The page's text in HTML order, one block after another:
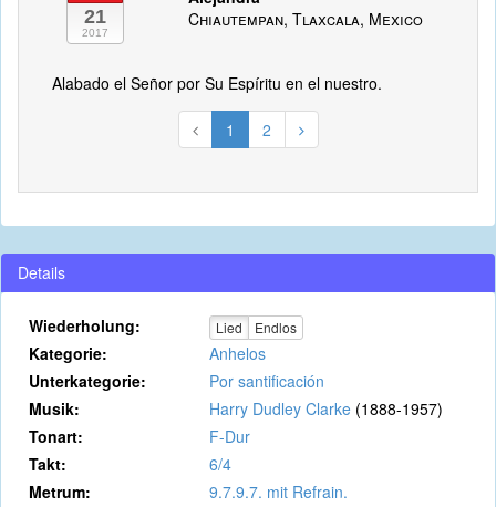
21
2017
Chiautempan, Tlaxcala, Mexico
Alabado el Señor por Su Espíritu en el nuestro.
1 2
Details
Wiederholung: Lied Endlos
Kategorie:
Anhelos
Unterkategorie:
Por santificación
Musik:
Harry Dudley Clarke (1888-1957)
Tonart:
F-Dur
Takt:
6/4
Metrum:
9.7.9.7. mit Refrain.